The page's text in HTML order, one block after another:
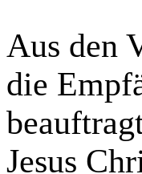
Aus den
die
Jesus